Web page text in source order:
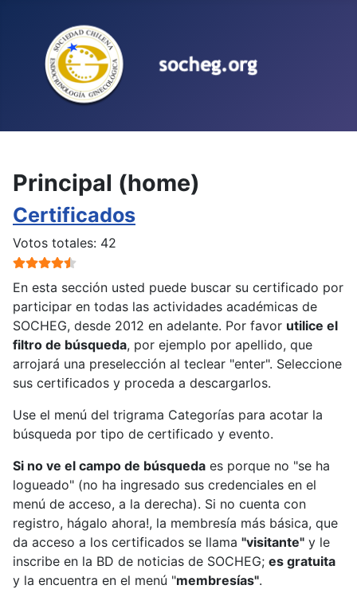
Principal (home)
Certificados
Ratio: 4.5/5
Votos totales: 42
En esta sección usted puede buscar su certificado por
participar en todas las actividades académicas de
SOCHEG, desde 2012 en adelante. Por favor utilice el
filtro de búsqueda, por ejemplo por apellido, que
arrojará una preselección al teclear "enter". Seleccione
sus certificados y proceda a descargarlos.
Use el menú del trigrama Categorías para acotar la
búsqueda por tipo de certificado y evento.
Si no ve el campo de búsqueda es porque no "se ha
logueado" (no ha ingresado sus credenciales en el
menú de acceso, a la derecha). Si no cuenta con
registro, hágalo ahora!, la membresía más básica, que
da acceso a los certificados se llama "visitante" y le
inscribe en la BD de noticias de SOCHEG; es gratuita
y la encuentra en el menú "membresías".